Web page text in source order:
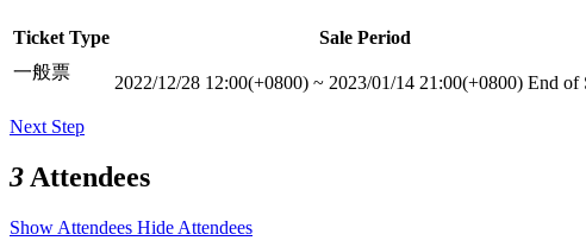
Ticket Type Sale Period
一般票
2022/12/28 12:00(+0800) ~ 2023/01/14 21:00(+0800) End of
Next Step
3 Attendees
Show Attendees Hide Attendees